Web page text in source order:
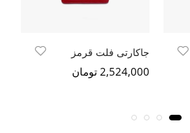
جاکارتی فلت قرمز
2,524,000 تومان